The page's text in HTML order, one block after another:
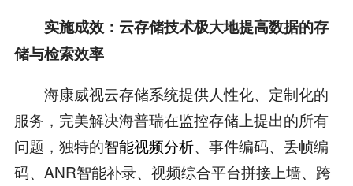
实施成效：云存储技术极大地提高数据的存
储与检索效率
海康威视云存储系统提供人性化、定制化的
服务，完美解决海普瑞在监控存储上提出的所有
问题，独特的智能视频分析、事件编码、丢帧编
码、ANR智能补录、视频综合平台拼接上墙、跨